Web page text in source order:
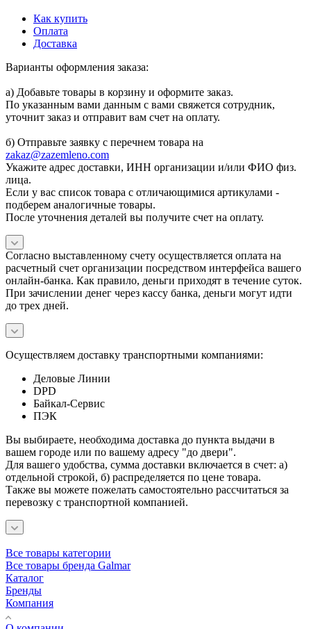
Как купить
Оплата
Доставка
Варианты оформления заказа:
а) Добавьте товары в корзину и оформите заказ.
По указанным вами данным с вами свяжется сотрудник,
уточнит заказ и отправит вам счет на оплату.
б) Отправьте заявку с перечнем товара на
zakaz@zazemleno.com
Укажите адрес доставки, ИНН организации и/или ФИО физ.
лица.
Если у вас список товара с отличающимися артикулами -
подберем аналогичные товары.
После уточнения деталей вы получите счет на оплату.
Согласно выставленному счету осуществляется оплата на
расчетный счет организации посредством интерфейса вашего
онлайн-банка. Как правило, деньги приходят в течение суток.
При зачислении денег через кассу банка, деньги могут идти
до трех дней.
Осуществляем доставку транспортными компаниями:
Деловые Линии
DPD
Байкал-Сервис
ПЭК
Вы выбираете, необходима доставка до пункта выдачи в
вашем городе или по вашему адресу "до двери".
Для вашего удобства, сумма доставки включается в счет: а)
отдельной строкой, б) распределяется по цене товара.
Также вы можете пожелать самостоятельно рассчитаться за
перевозку с транспортной компанией.
Все товары категории
Все товары бренда Galmar
Каталог
Бренды
Компания